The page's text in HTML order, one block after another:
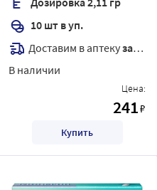
10 шт в уп.
Доставим в аптекузавтра
В наличии
Цена:
241₽
Купить